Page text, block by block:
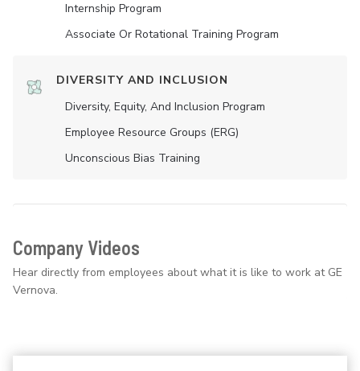
Internship Program
Associate Or Rotational Training Program
DIVERSITY AND INCLUSION
Diversity, Equity, And Inclusion Program
Employee Resource Groups (ERG)
Unconscious Bias Training
Company Videos
Hear directly from employees about what it is like to work at GE
Vernova.